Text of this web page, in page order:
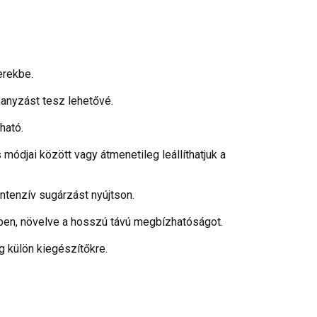
tesz lehetővé.
között vagy átmenetileg leállíthatjuk a
sugárzást nyújtson.
növelve a hosszú távú megbízhatóságot.
külön kiegészítőkre.